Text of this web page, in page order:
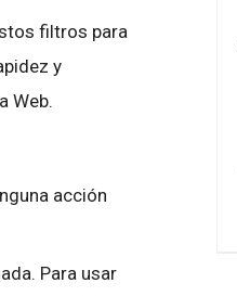
filtros para
y
Web.
acción
Para usar